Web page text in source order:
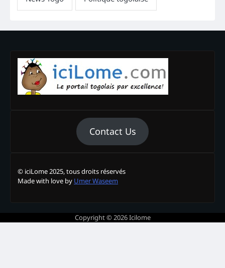
Contact Us
© iciLome 2025, tous droits réservés
Made with love by Umer Waseem
Copyright © 2026Icilome